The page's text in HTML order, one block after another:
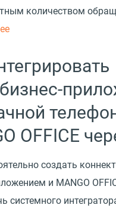
количеством
OFFICE
создать
и MANGO
системного